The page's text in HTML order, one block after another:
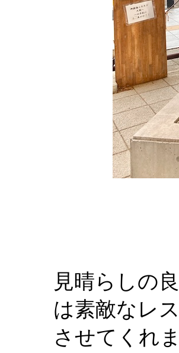
見晴らしの
は素敵なレ
させてくれ